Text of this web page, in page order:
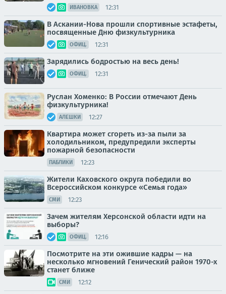
ИВАНОВКА 12:31
В Аскании-Нова прошли спортивные эстафеты,
посвященные Дню физкультурника
ОФИЦ. 12:31
Зарядились бодростью на весь день!
ОФИЦ. 12:31
Руслан Хоменко: В России отмечают День
физкультурника!
АЛЕШКИ 12:27
Квартира может сгореть из-за пыли за
холодильником, предупредили эксперты
пожарной безопасности
ПАБЛИКИ 12:23
Жители Каховского округа победили во
Всероссийском конкурсе «Семья года»
СМИ 12:23
Зачем жителям Херсонской области идти на
выборы?
ОФИЦ. 12:16
Посмотрите на эти ожившие кадры — на
несколько мгновений Генический район 1970-х
станет ближе
СМИ 12:12